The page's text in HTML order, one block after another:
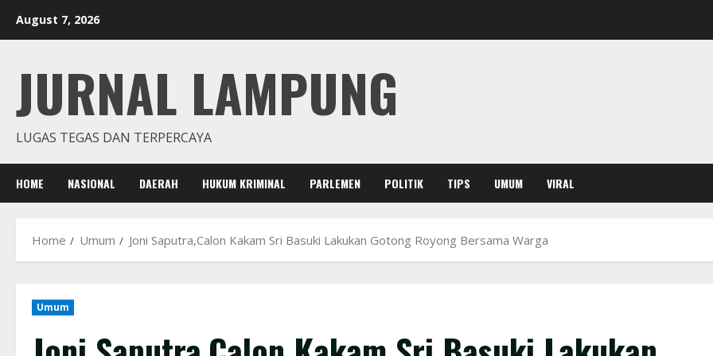
August 7, 2026
JURNAL LAMPUNG
LUGAS TEGAS DAN TERPERCAYA
HOME NASIONAL DAERAH HUKUM KRIMINAL PARLEMEN POLITIK TIPS UMUM VIRAL
Home Umum Joni Saputra,Calon Kakam Sri Basuki Lakukan Gotong Royong Bersama Warga
Umum